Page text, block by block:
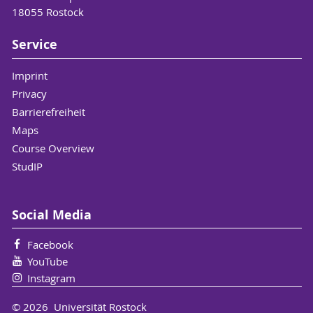
die historische Wortbildungsforschung.
Dargestellt am Beispiel der
Mittelniederdeutschen. Im Rahmen der 17.
Jahrestagung der Gesellschaft für
Rahmenthema "Sprachenvielfalt im Wandel
der Zeit: Historische Perspektiven auf
08.-10. Oktober 2025 an der Universität
Wortfamilien diachron (WoDia). Im Rahmen
der 137. Jahresversammlung des Vereins für
Niederdeutsche Sprachforschung vom 9.-12.
18055 Rostock
Service
Imprint
Privacy
Barrierefreiheit
Maps
Course Overview
StudIP
Social Media
Facebook
YouTube
Instagram
© 2026 Universität Rostock